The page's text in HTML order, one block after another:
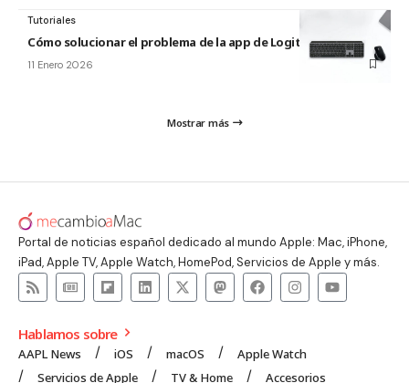
Tutoriales
Cómo solucionar el problema de la app de Logitech para Mac
11 Enero 2026
Mostrar más
Portal de noticias español dedicado al mundo Apple: Mac, iPhone,
iPad, Apple TV, Apple Watch, HomePod, Servicios de Apple y más.
Hablamos sobre
AAPL News iOS macOS
Apple Watch
Servicios de Apple
TV & Home Accesorios